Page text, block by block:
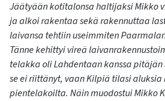
Jäätyään kotitalonsa haltijaksi Mikko
ja alkoi rakentaa sekä rakennuttaa
laivansa tehtiin useimmiten
Tänne kehittyi vireä
telakka oli Lahdentaan kanssa
se ei riittänyt, vaan Kilpiä tilasi
pientelakoilta. Näin muodostui Mikko